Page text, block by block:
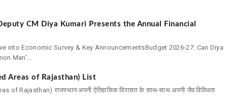
CM Diya Kumari Presents the Annual Financial
into Economic Survey & Key AnnouncementsBudget 2026-27: Can Diya
Man'...
Areas of Rajasthan) List
of Rajasthan) राजस्थान अपनी ऐतिहासिक विरासत के साथ-साथ अपनी जैव विविधता